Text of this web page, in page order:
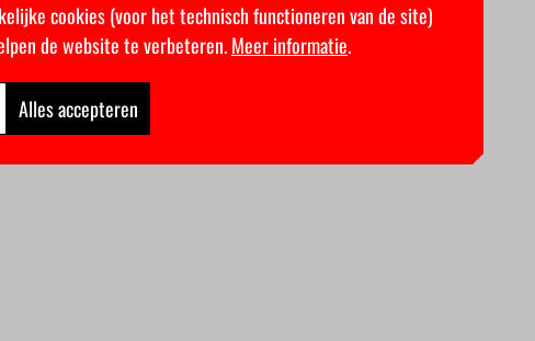
cookies (voor het technisch functioneren van de site)
de website te verbeteren.Meer informatie.
Alles accepteren